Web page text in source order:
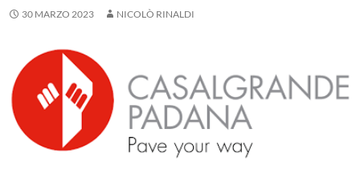
30 MARZO 2023 NICOLÒ RINALDI